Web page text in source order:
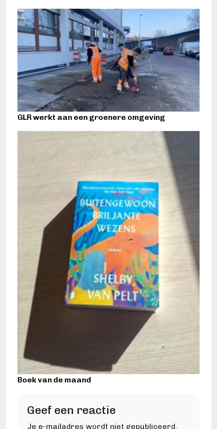
GLR werkt aan een groenere omgeving
Boek van de maand
Geef een reactie
Je e-mailadres wordt niet gepubliceerd.